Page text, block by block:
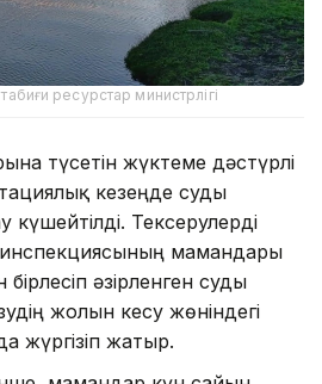
ресурстар министрлігі
түсетін жүктеме дәстүрлі
кезеңде суды
күшейтілді. Тексерулерді
инспекциясының мамандары
әзірленген суды
жолын кесу жөніндегі
жүргізіп жатыр.